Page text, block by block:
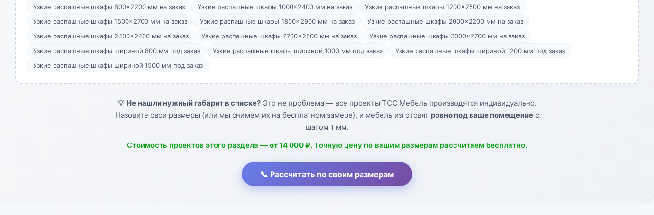
Узкие распашные шкафы 800×2200 мм на заказ Узкие распашные шкафы 1000×2400 мм на заказ
Узкие распашные шкафы 1200×2500 мм на заказ
Узкие распашные шкафы 1500×2700 мм на заказ
Узкие распашные шкафы 1800×2900 мм на заказ
Узкие распашные шкафы 2000×2200 мм на заказ
Узкие распашные шкафы 2400×2400 мм на заказ
Узкие распашные шкафы 2700×2500 мм на заказ
Узкие распашные шкафы 3000×2700 мм на заказ
Узкие распашные шкафы шириной 800 мм под заказ
Узкие распашные шкафы шириной 1000 мм под заказ
Узкие распашные шкафы шириной 1200 мм под заказ
Узкие распашные шкафы шириной 1500 мм под заказ
💡 Не нашли нужный габарит в списке? Это не проблема — все проекты ТСС Мебель производятся индивидуально.
Назовите свои размеры (или мы снимем их на бесплатном замере), и мебель изготовят ровно под ваше помещениес
шагом 1 мм.
Стоимость проектов этого раздела — от 14 000 ₽. Точную цену по вашим размерам рассчитаем бесплатно.
📞 Рассчитать по своим размерам